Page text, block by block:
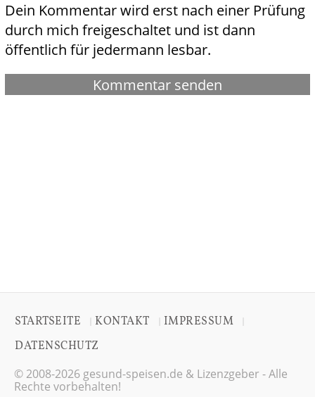
Dein Kommentar wird erst nach einer Prüfung
durch mich freigeschaltet und ist dann
öffentlich für jedermann lesbar.
STARTSEITE KONTAKT IMPRESSUM
DATENSCHUTZ
© 2008-2026 gesund-speisen.de & Lizenzgeber - Alle
Rechte vorbehalten!